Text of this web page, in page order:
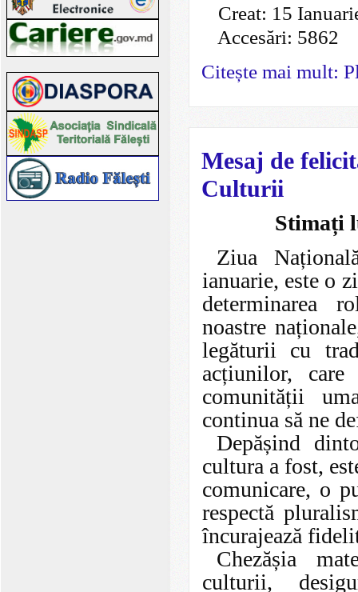
Creat: 15
Accesări: 5862
Citește mai mult:
Mesaj de
Culturii
Stimați
Ziua
ianuarie, este o
determinarea
noastre
legăturii cu
acțiunilor,
comunității
continua să ne
Depășind
cultura a fost,
comunicare, o
respectă
încurajează
Chezășia
culturii,